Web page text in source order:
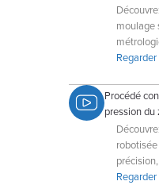
moulage
garantir
Procédé
pression du